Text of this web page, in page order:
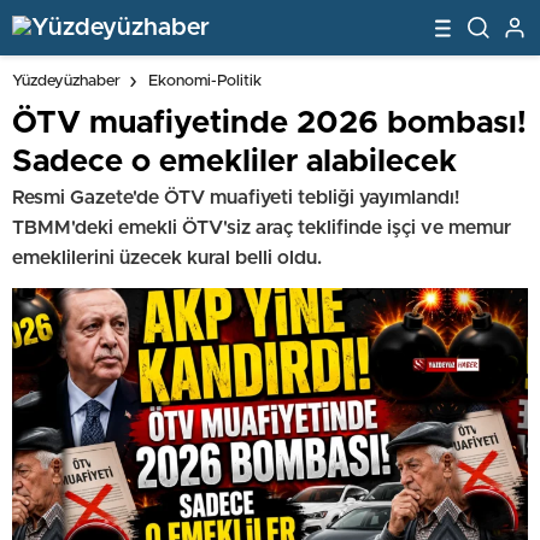
Yüzdeyüzhaber Ekonomi-Politik
ÖTV muafiyetinde 2026 bombası!
Sadece o emekliler alabilecek
Resmi Gazete'de ÖTV muafiyeti tebliği yayımlandı!
TBMM'deki emekli ÖTV'siz araç teklifinde işçi ve memur
emeklilerini üzecek kural belli oldu.